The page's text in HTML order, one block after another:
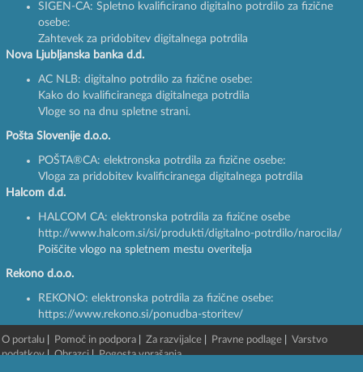
SIGEN-CA: Spletno kvalificirano digitalno potrdilo za fizične
osebe:
Zahtevek za pridobitev digitalnega potrdila
Nova Ljubljanska banka d.d.
AC NLB: digitalno potrdilo za fizične osebe:
Kako do kvalificiranega digitalnega potrdila
Vloge so na dnu spletne strani.
Pošta Slovenije d.o.o.
POŠTA®CA: elektronska potrdila za fizične osebe:
Vloga za pridobitev kvalificiranega digitalnega potrdila
Halcom d.d.
HALCOM CA: elektronska potrdila za fizične osebe
http://www.halcom.si/si/produkti/digitalno-potrdilo/narocila/
Poiščite vlogo na spletnem mestu overitelja
Rekono d.o.o.
REKONO: elektronska potrdila za fizične osebe:
https://www.rekono.si/ponudba-storitev/
O portalu Pomoč in podpora Za razvijalce Pravne podlage
Varstvo
podatkov|Obrazci|Pogosta vprašanja